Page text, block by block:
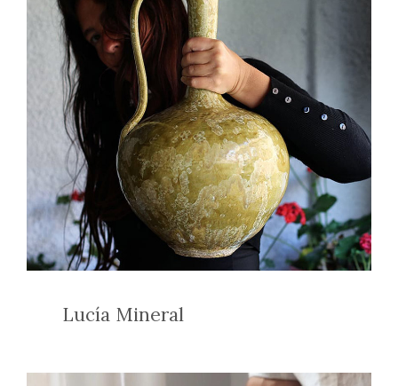
Lucía Mineral